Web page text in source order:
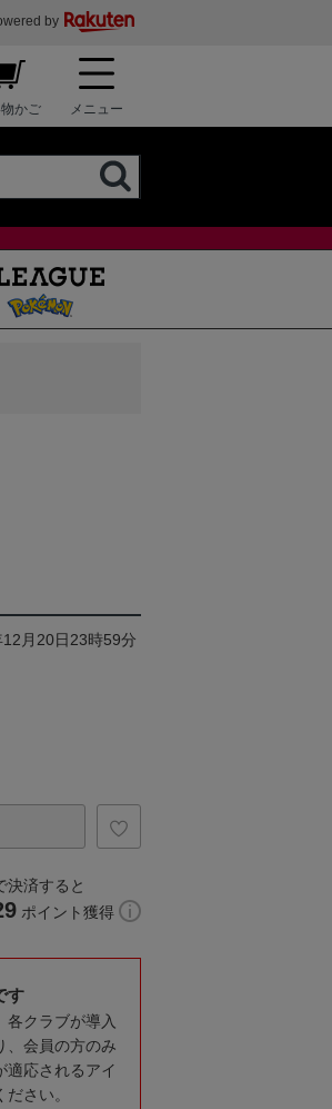
by
かご メニュー
月20日23時59分
決済すると
ポイント獲得
す
各クラブが導入
、会員の方のみ
適応されるアイ
さい。